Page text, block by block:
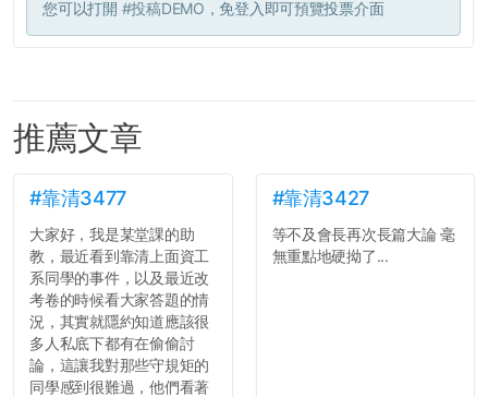
您可以打開 #投稿DEMO ，免登入即可預覽投票介面
推薦文章
#靠清3477
大家好，我是某堂課的助
教，最近看到靠清上面資工
系同學的事件，以及最近改
考卷的時候看大家答題的情
況，其實就隱約知道應該很
多人私底下都有在偷偷討
論，這讓我對那些守規矩的
同學感到很難過，他們看著
#靠清3427
等不及會長再次長篇大論 毫
無重點地硬拗了...